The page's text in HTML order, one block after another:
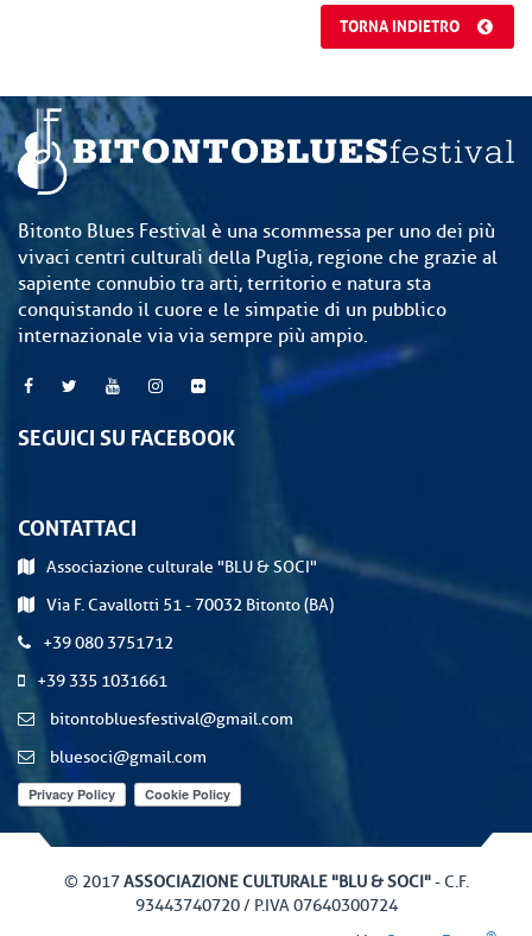
TORNA INDIETRO
Bitonto Blues Festival è una scommessa per uno dei più
vivaci centri culturali della Puglia, regione che grazie al
sapiente connubio tra arti, territorio e natura sta
conquistando il cuore e le simpatie di un pubblico
internazionale via via sempre più ampio.
SEGUICI SU FACEBOOK
CONTATTACI
Associazione culturale "BLU & SOCI"
Via F. Cavallotti 51 - 70032 Bitonto (BA)
+39 080 3751712
+39 335 1031661
bitontobluesfestival@gmail.com
bluesoci@gmail.com
© 2017ASSOCIAZIONE CULTURALE "BLU & SOCI"- C.F.
93443740720 / P.IVA 07640300724